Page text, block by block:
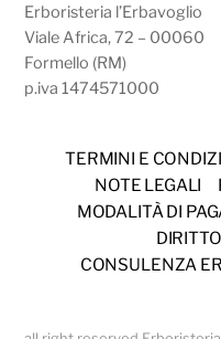
Erboristeria l’Erbavoglio
Viale Africa, 72 – 00060
Formello (RM)
p.iva 1474571000
TERMINI E
NOTE LEGALI
MODALITÀ DI
CONSULENZA